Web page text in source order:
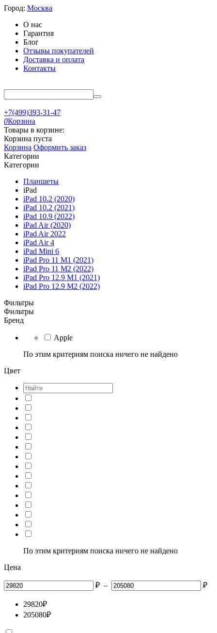
Город: Москва
О нас
Гарантия
Блог
Отзывы покупателей
Доставка и оплата
Контакты
+7(499)393-31-47
0Корзина
Товары в корзине:
Корзина пуста
Корзина Оформить заказ
Категории
Категории
Планшеты
iPad
iPad 10.2 (2020)
iPad 10.2 (2021)
iPad 10.9 (2022)
iPad Air (2020)
iPad Air 2022
iPad Air 4
iPad Mini 6
iPad Pro 11 M1 (2021)
iPad Pro 11 M2 (2022)
iPad Pro 12.9 M1 (2021)
iPad Pro 12.9 M2 (2022)
Фильтры
Фильтры
Бренд
Apple
По этим критериям поиска ничего не найдено
Цвет
По этим критериям поиска ничего не найдено
Цена
₽ – ₽
29820₽
205080₽